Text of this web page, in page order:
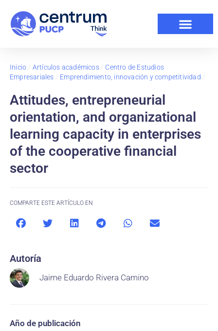
Inicio / Artículos académicos/ Centro de Estudios
Empresariales / Emprendimiento, innovación y competitividad /
Attitudes, entrepreneurial
orientation, and organizational
learning capacity in enterprises
of the cooperative financial
sector
COMPARTE ESTE ARTÍCULO EN
Autoría
Jaime Eduardo Rivera Camino
Año de publicación